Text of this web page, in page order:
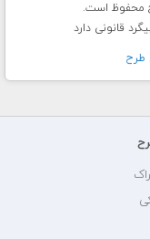
قانونی دارد
طرح